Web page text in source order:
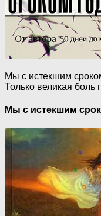
Мы с истекшим
Только великая боль
Мы с истекшим